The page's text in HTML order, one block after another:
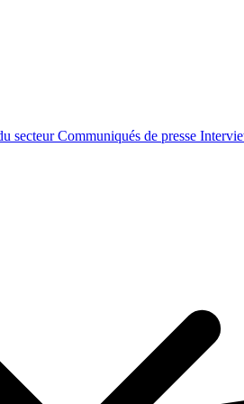
secteurCommuniqués de presse